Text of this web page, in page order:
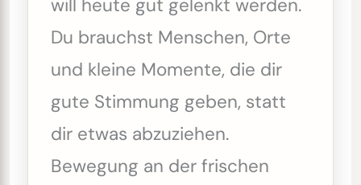
will heute gut gelenkt werden.
Du brauchst Menschen, Orte
und kleine Momente, die dir
gute Stimmung geben, statt
dir etwas abzuziehen.
Bewegung an der frischen